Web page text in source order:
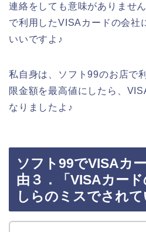
連絡をしても意味がありませ
で利用したVISAカードの会社
いいですよ♪
私自身は、ソフト99のお店で
限金額を最高値にしたら、
なりましたよ♪
ソフト99でVISAカ
由３．「VISAカー
しらのミスでされて